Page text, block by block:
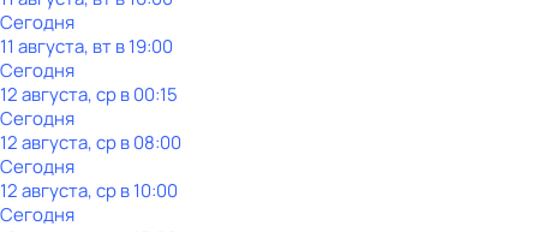
Сегодня
11 августа, вт в 19:00
Сегодня
12 августа, ср в 00:15
Сегодня
12 августа, ср в 08:00
Сегодня
12 августа, ср в 10:00
Сегодня